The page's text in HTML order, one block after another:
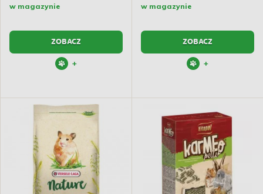
w magazynie
ZOBACZ
+
w magazynie
ZOBACZ
+